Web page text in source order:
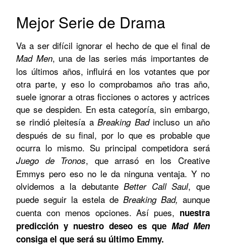
Mejor Serie de Drama
Va a ser difícil ignorar el hecho de que el final de
Mad Men, una de las series más importantes de
los últimos años, influirá en los votantes que por
otra parte, y eso lo comprobamos año tras año,
suele ignorar a otras ficciones o actores y actrices
que se despiden. En esta categoría, sin embargo,
se rindió pleitesía a Breaking Badincluso un año
después de su final, por lo que es probable que
ocurra lo mismo. Su principal competidora será
Juego de Tronos, que arrasó en los Creative
Emmys pero eso no le da ninguna ventaja. Y no
olvidemos a la debutanteBetter Call Saul, que
puede seguir la estela de Breaking Bad, aunque
cuenta con menos opciones. Así pues, nuestra
predicción y nuestro deseo es que Mad Men
consiga el que será su último Emmy.